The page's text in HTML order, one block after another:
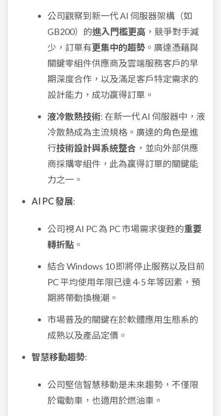
公司觀察到新一代 AI 伺服器架構（如
GB200）的進入門檻更高 ，競爭對手減
少，訂單有更集中的趨勢 。廣達憑藉與
關鍵零組件供應商及雲端服務客戶的早
期深度合作，以及滿足客戶特定需求的
設計能力，成功贏得訂單。
液冷散熱技術: 在新一代 AI 伺服器中，液
冷散熱成為主流規格。廣達的角色是進
行技術設計與系統整合 ，並向外部供應
商採購零組件，此為贏得訂單的關鍵能
力之一。
AI PC 發展:
公司視 AI PC 為 PC 市場需求復甦的重要
轉折點 。
結合 Windows 10 即將停止服務以及目前
PC 平均使用年限已達 4-5 年等因素，預
期將帶動換機潮。
市場普及的關鍵在於軟體應用生態系的
成熟以及產品定價。
智慧移動趨勢:
公司堅信智慧移動是未來趨勢，不僅限
於電動車，也適用於燃油車。